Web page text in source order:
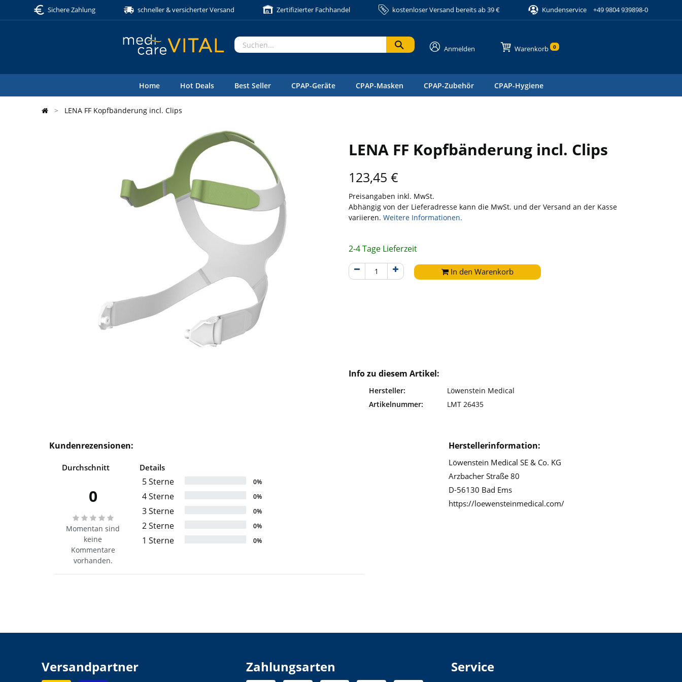
Sichere Zahlung schneller & versicherter Versand Zertifizierter Fachhandel kostenloser Versand bereits ab 39 € Kundenservice +49 9804 939898-0
Anmelden Warenkorb 0
Home Hot Deals Best Seller CPAP-Geräte CPAP-Masken CPAP-Zubehör CPAP-Hygiene
LENA FF Kopfbänderung incl. Clips
LENA FF Kopfbänderung incl. Clips
123,45 €
Preisangaben inkl. MwSt.
Abhängig von der Lieferadresse kann die MwSt. und der Versand an der Kasse
variieren. Weitere Informationen.
2-4 Tage Lieferzeit
In den Warenkorb
Info zu diesem Artikel:
Hersteller:
Löwenstein Medical
Artikelnummer:
LMT 26435
Kundenrezensionen:
Durchschnitt
0
Momentan sind
keine
Kommentare
vorhanden.
Details
5 Sterne 0%
4 Sterne 0%
3 Sterne 0%
2 Sterne 0%
1 Sterne 0%
Herstellerinformation:
Löwenstein Medical SE & Co. KG
Arzbacher Straße 80
D-56130 Bad Ems
https://loewensteinmedical.com/
Versandpartner Zahlungsarten Service